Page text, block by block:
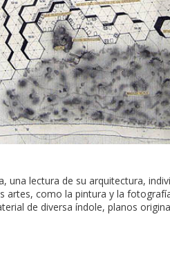
una lectura de su arquitectura,
artes, como la pintura y la
de diversa índole, planos